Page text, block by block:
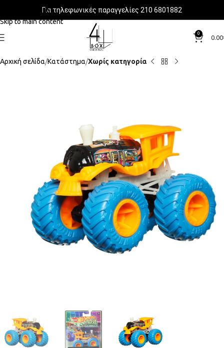
Skip to navigation
Skip to main content
Για τηλεφωνικές παραγγελίες 210 6801882
0
0.00
Αρχική σελίδα Κατάστημα Χωρίς κατηγορία